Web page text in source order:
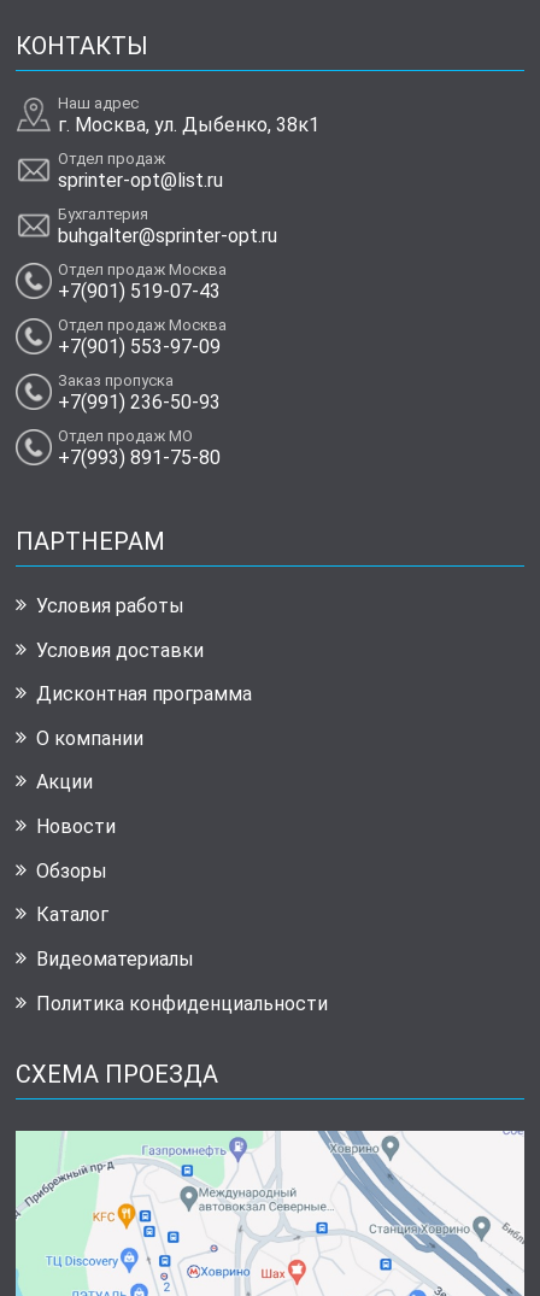
КОНТАКТЫ
Наш адрес
г. Москва, ул. Дыбенко, 38к1
Отдел продаж
sprinter-opt@list.ru
Бухгалтерия
buhgalter@sprinter-opt.ru
Отдел продаж Москва
+7(901) 519-07-43
Отдел продаж Москва
+7(901) 553-97-09
Заказ пропуска
+7(991) 236-50-93
Отдел продаж МО
+7(993) 891-75-80
ПАРТНЕРАМ
Условия работы
Условия доставки
Дисконтная программа
О компании
Акции
Новости
Обзоры
Каталог
Видеоматериалы
Политика конфиденциальности
СХЕМА ПРОЕЗДА